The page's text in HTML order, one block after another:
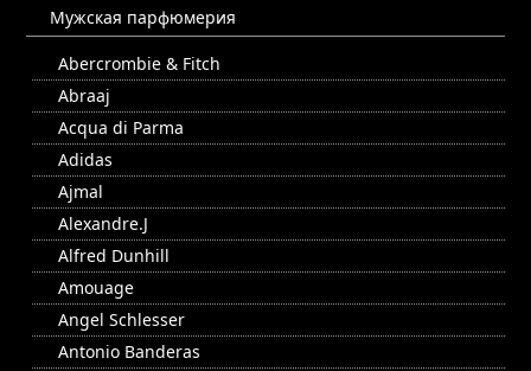
Мужская парфюмерия
Abercrombie & Fitch
Abraaj
Acqua di Parma
Adidas
Ajmal
Alexandre.J
Alfred Dunhill
Amouage
Angel Schlesser
Antonio Banderas